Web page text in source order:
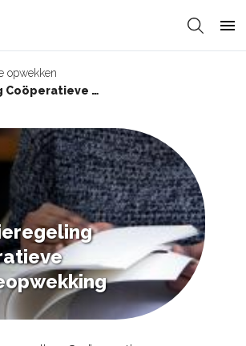
Zoeken
opwekken
Subsidieregeling Coöperatieve Energieopwekking